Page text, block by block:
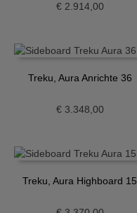
€2.914,00
Treku, Aura Anrichte 36
€3.348,00
Treku, Aura Highboard 15